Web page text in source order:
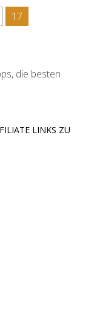
der
17
die besten
LINKS ZU